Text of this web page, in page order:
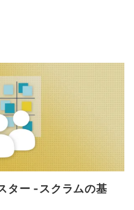
ター -スクラムの基